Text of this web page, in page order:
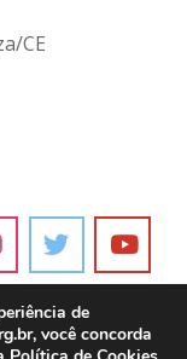
CE
de
você concorda